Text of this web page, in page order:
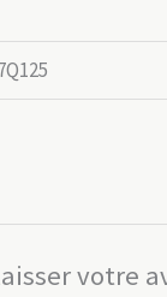
votre